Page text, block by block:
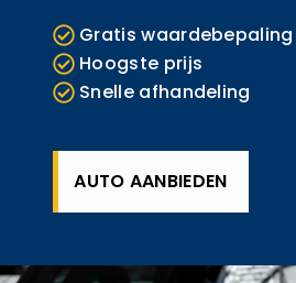
Gratis waardebepaling
Hoogste prijs
Snelle afhandeling
AUTO AANBIEDEN